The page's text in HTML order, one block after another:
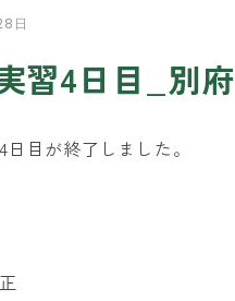
日
習4日目_別府
目が終了しました。